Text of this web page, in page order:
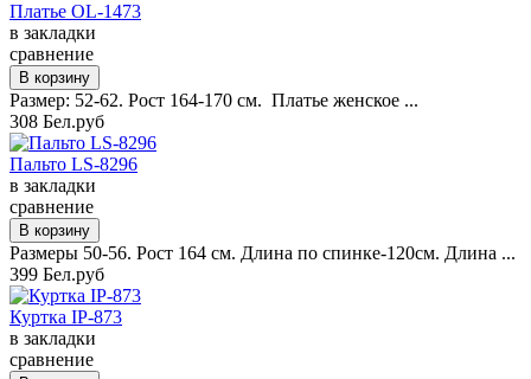
Платье OL-1473
в закладки
сравнение
Размер: 52-62. Рост 164-170 см. Платье женское ...
308 Бел.руб
Пальто LS-8296
в закладки
сравнение
Размеры 50-56. Рост 164 см. Длина по спинке-120см. Длина ...
399 Бел.руб
Куртка IP-873
в закладки
сравнение